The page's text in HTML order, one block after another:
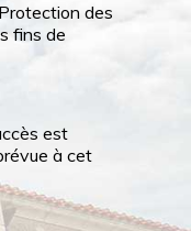
des
fins de
est
à cet